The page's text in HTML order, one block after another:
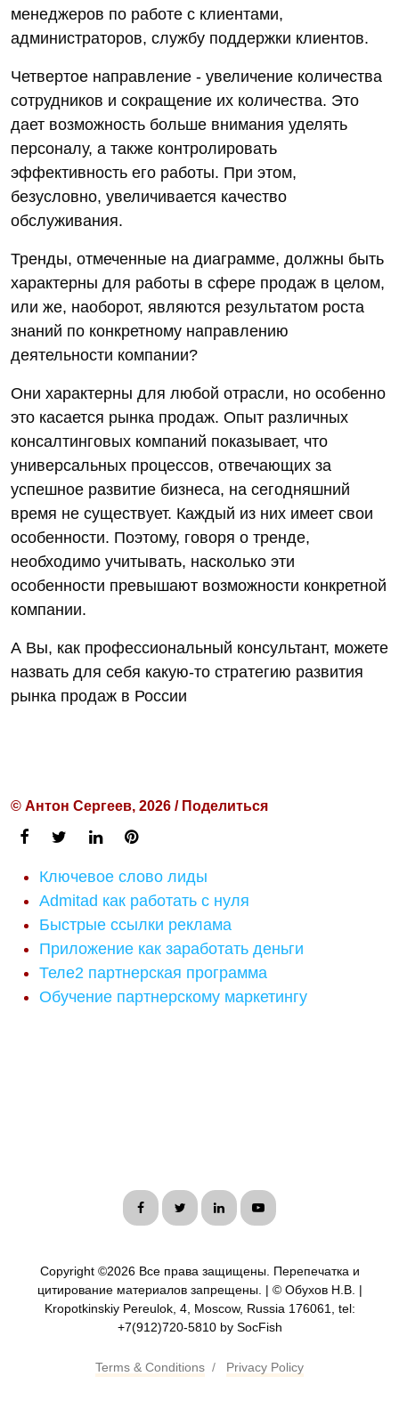
менеджеров по работе с клиентами,
администраторов, службу поддержки клиентов.
Четвертое направление - увеличение количества
сотрудников и сокращение их количества. Это
дает возможность больше внимания уделять
персоналу, а также контролировать
эффективность его работы. При этом,
безусловно, увеличивается качество
обслуживания.
Тренды, отмеченные на диаграмме, должны быть
характерны для работы в сфере продаж в целом,
или же, наоборот, являются результатом роста
знаний по конкретному направлению
деятельности компании?
Они характерны для любой отрасли, но особенно
это касается рынка продаж. Опыт различных
консалтинговых компаний показывает, что
универсальных процессов, отвечающих за
успешное развитие бизнеса, на сегодняшний
время не существует. Каждый из них имеет свои
особенности. Поэтому, говоря о тренде,
необходимо учитывать, насколько эти
особенности превышают возможности конкретной
компании.
А Вы, как профессиональный консультант, можете
назвать для себя какую-то стратегию развития
рынка продаж в России
© Антон Сергеев, 2026 / Поделиться
Ключевое слово лиды
Admitad как работать с нуля
Быстрые ссылки реклама
Приложение как заработать деньги
Теле2 партнерская программа
Обучение партнерскому маркетингу
Copyright ©2026 Все права защищены. Перепечатка и
цитирование материалов запрещены. | © Обухов Н.В. |
Kropotkinskiy Pereulok, 4, Moscow, Russia 176061, tel:
+7(912)720-5810 by SocFish
Terms & Conditions / Privacy Policy